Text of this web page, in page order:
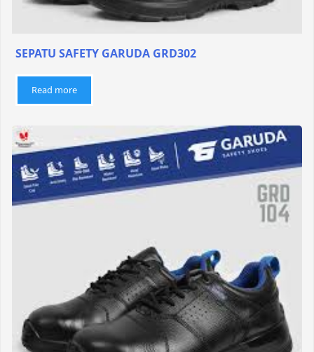
SEPATU SAFETY GARUDA GRD302
Read more